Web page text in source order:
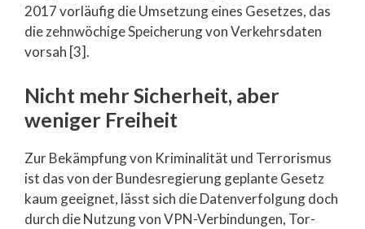
2017 vorläufig die Umsetzung eines Gesetzes, das
die zehnwöchige Speicherung von Verkehrsdaten
vorsah [3].
Nicht mehr Sicherheit, aber
weniger Freiheit
Zur Bekämpfung von Kriminalität und Terrorismus
ist das von der Bundesregierung geplante Gesetz
kaum geeignet, lässt sich die Datenverfolgung doch
durch die Nutzung von VPN-Verbindungen, Tor-